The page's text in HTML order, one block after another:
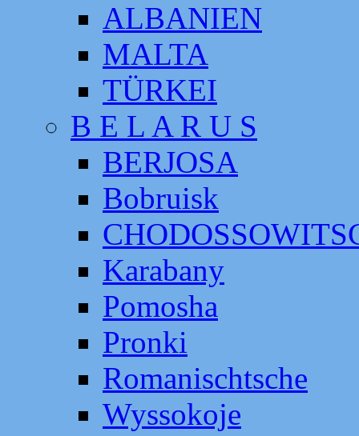
ALBANIEN
MALTA
TÜRKEI
B E L A R U S
BERJOSA
Bobruisk
Karabany
Pomosha
Pronki
Romanischtsche
Wyssokoje